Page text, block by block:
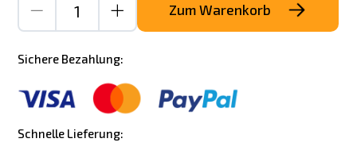
Zum Warenkorb
Sichere Bezahlung:
Schnelle Lieferung: